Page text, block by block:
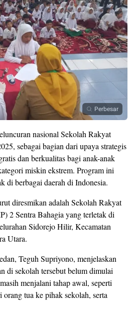
Perbesar
nasional Sekolah Rakyat
sebagai bagian dari upaya strategis
dan berkualitas bagi anak-anak
miskin ekstrem. Program ini
di berbagai daerah di Indonesia.
diresmikan adalah Sekolah Rakyat
2 Sentra Bahagia yang terletak di
Sidorejo Hilir, Kecamatan
Utara.
Teguh Supriyono, menjelaskan
di sekolah tersebut belum dimulai
menjalani tahap awal, seperti
orang tua ke pihak sekolah, serta